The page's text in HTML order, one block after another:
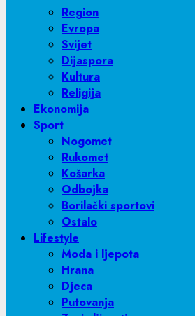
Region
Evropa
Svijet
Dijaspora
Kultura
Religija
Ekonomija
Sport
Nogomet
Rukomet
Košarka
Odbojka
Borilački sportovi
Ostalo
Lifestyle
Moda i ljepota
Hrana
Djeca
Putovanja